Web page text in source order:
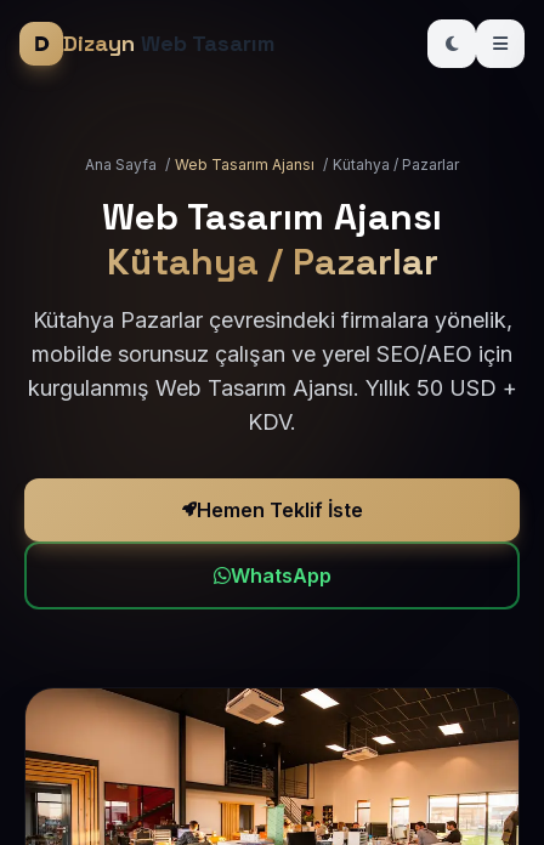
Dizayn Web Tasarım
Ana Sayfa / Web Tasarım Ajansı / Kütahya / Pazarlar
Web Tasarım Ajansı
Kütahya / Pazarlar
Kütahya Pazarlar çevresindeki firmalara yönelik,
mobilde sorunsuz çalışan ve yerel SEO/AEO için
kurgulanmış Web Tasarım Ajansı. Yıllık 50 USD +
KDV.
Hemen Teklif İste
WhatsApp